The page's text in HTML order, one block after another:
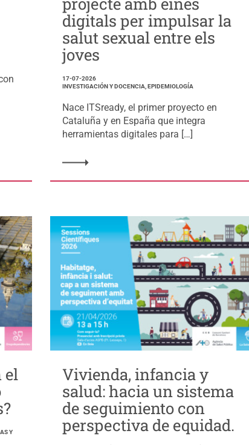
digitals per impulsar la
salut sexual entre els
joves
17-07-2026
INVESTIGACIÓN Y DOCENCIA, EPIDEMIOLOGÍA
Nace ITSready, el primer proyecto en
Cataluña y en España que integra
herramientas digitales para […]
el
Y
Vivienda, infancia y
salud: hacia un sistema
de seguimiento con
perspectiva de equidad.